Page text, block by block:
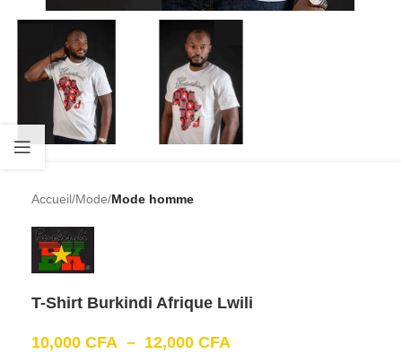
Accueil Mode Mode homme
T-Shirt Burkindi Afrique Lwili
10,000 CFA – 12,000 CFA